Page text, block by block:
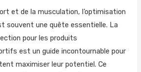
et de la musculation, l’optimisation
souvent une quête essentielle. La
pour les produits
est un guide incontournable pour
maximiser leur potentiel. Ce